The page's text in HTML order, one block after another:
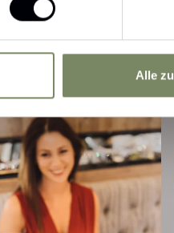
Alle